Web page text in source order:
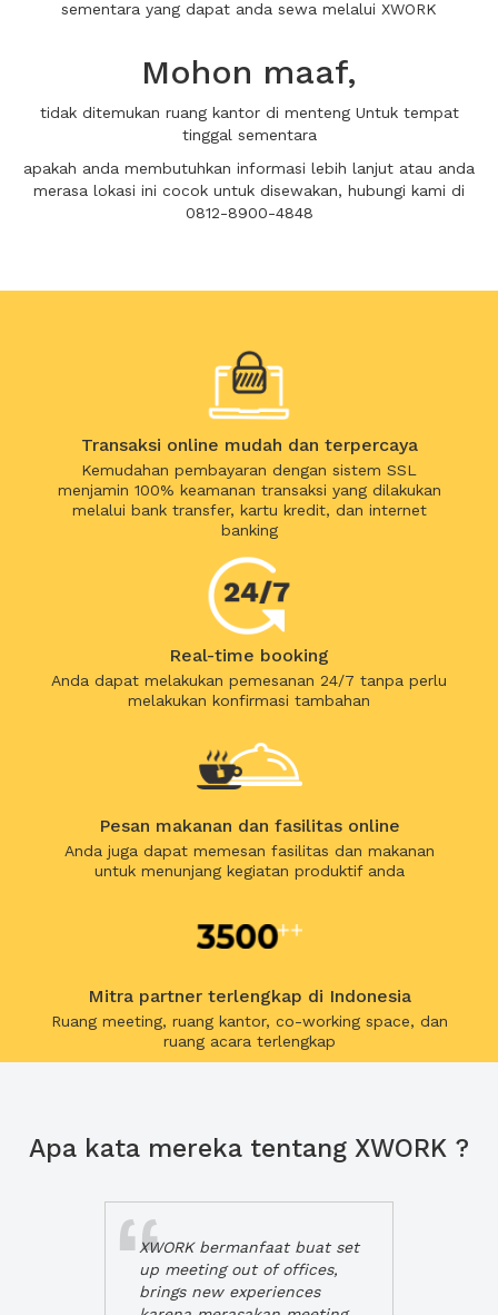
sementara yang dapat anda sewa melalui XWORK
Mohon maaf,
tidak ditemukan ruang kantor di menteng Untuk tempat
tinggal sementara
apakah anda membutuhkan informasi lebih lanjut atau anda
merasa lokasi ini cocok untuk disewakan, hubungi kami di
0812-8900-4848
Transaksi online mudah dan terpercaya
Kemudahan pembayaran dengan sistem SSL
menjamin 100% keamanan transaksi yang dilakukan
melalui bank transfer, kartu kredit, dan internet
banking
Real-time booking
Anda dapat melakukan pemesanan 24/7 tanpa perlu
melakukan konfirmasi tambahan
Pesan makanan dan fasilitas online
Anda juga dapat memesan fasilitas dan makanan
untuk menunjang kegiatan produktif anda
Mitra partner terlengkap di Indonesia
Ruang meeting, ruang kantor, co-working space, dan
ruang acara terlengkap
Apa kata mereka tentang XWORK ?
XWORK bermanfaat buat set
up meeting out of offices,
brings new experiences